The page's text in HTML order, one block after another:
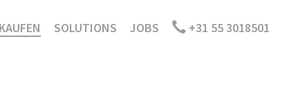
KAUFEN SOLUTIONS JOBS +31 55 3018501